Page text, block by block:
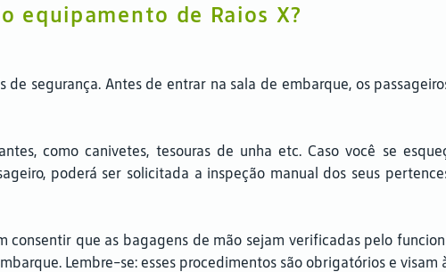
equipamento de Raios X?
segurança. Antes de entrar na sala de embarque, os
como canivetes, tesouras de unha etc. Caso você se
poderá ser solicitada a inspeção manual dos seus
consentir que as bagagens de mão sejam verificadas pelo
Lembre-se: esses procedimentos são obrigatórios e visam